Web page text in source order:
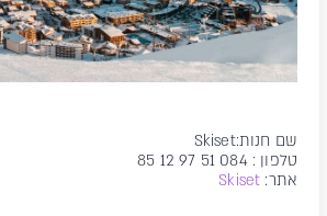
שם חנות:Skiset
טלפון : 084 51 97 12 85
אתר: